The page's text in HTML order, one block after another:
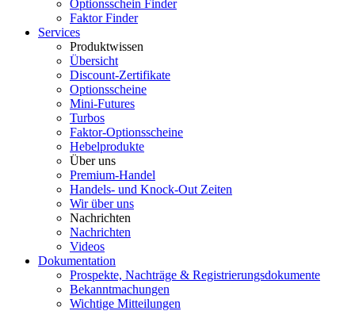
Optionsschein Finder
Faktor Finder
Services
Produktwissen
Übersicht
Discount-Zertifikate
Optionsscheine
Mini-Futures
Turbos
Faktor‑Optionsscheine
Hebelprodukte
Über uns
Premium-Handel
Handels- und Knock-Out Zeiten
Wir über uns
Nachrichten
Nachrichten
Videos
Dokumentation
Prospekte, Nachträge & Registrierungsdokumente
Bekanntmachungen
Wichtige Mitteilungen